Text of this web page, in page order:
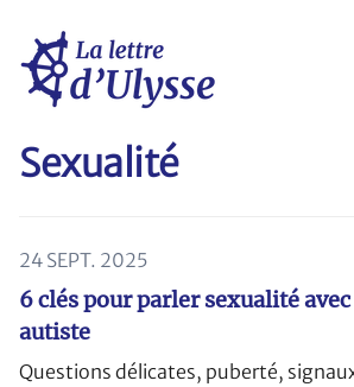
Sexualité
24 SEPT. 2025
6 clés pour parler sexualité
autiste
Questions délicates, puberté,